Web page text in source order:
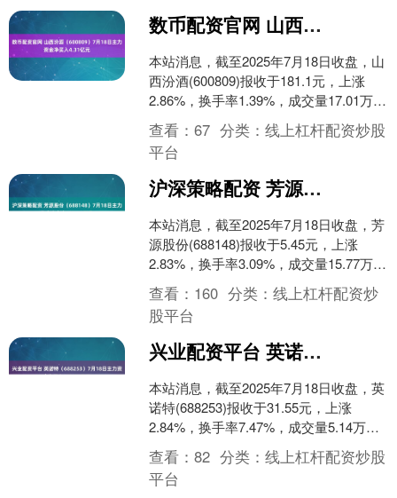
数币配资官网 山西汾酒（600809）7月18日主力资金净买入4.31亿元
本站消息，截至2025年7月18日收盘，山
西汾酒(600809)报收于181.1元，上涨
2.86%，换手率1.39%，成交量17.01万
手，成交额30.62亿元....
查看：67 分类：线上杠杆配资炒股
平台
沪深策略配资 芳源股份（688148）7月18日主力资金净卖出108.11万元
本站消息，截至2025年7月18日收盘，芳
源股份(688148)报收于5.45元，上涨
2.83%，换手率3.09%，成交量15.77万
手，成交额8596.88万....
查看： 160 分类：线上杠杆配资炒
股平台
兴业配资平台 英诺特（688253）7月18日主力资金净买入303.74万元
本站消息，截至2025年7月18日收盘，英
诺特(688253)报收于31.55元，上涨
2.84%，换手率7.47%，成交量5.14万
手，成交额1.6亿元。 7月....
查看：82 分类：线上杠杆配资炒股
平台